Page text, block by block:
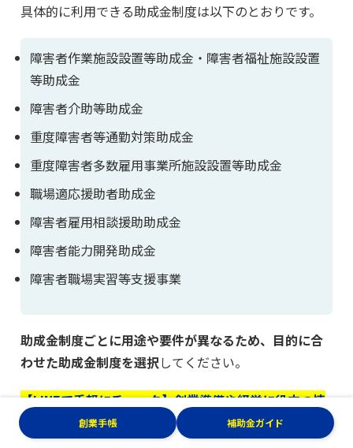
具体的に利用できる助成金制度は以下のとおりです。
障害者作業施設設置等助成金・障害者福祉施設設置
等助成金
障害者介助等助成金
重度障害者等通勤対策助成金
重度障害者多数雇用事業所施設設置等助成金
職場適応援助者助成金
障害者雇用相談援助助成金
障害者能力開発助成金
障害者職場実習等支援事業
助成金制度ごとに用途や要件が異なるため、目的に合
わせた助成金制度を選択してください。
【LINEで手軽にチェック】創業準備や経営に役立つ情
報をLINEにお届けします！
創業手帳 補助金ガイド